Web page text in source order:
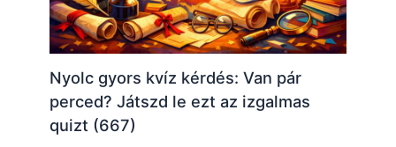
Nyolc gyors kvíz kérdés: Van pár
perced? Játszd le ezt az izgalmas
quizt (667)